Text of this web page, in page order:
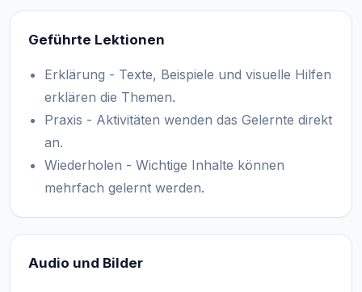
Geführte Lektionen
Erklärung - Texte, Beispiele und visuelle Hilfen
erklären die Themen.
Praxis - Aktivitäten wenden das Gelernte direkt
an.
Wiederholen - Wichtige Inhalte können
mehrfach gelernt werden.
Audio und Bilder